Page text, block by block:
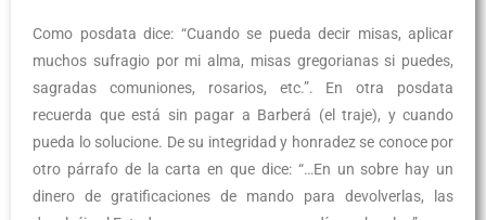
Como posdata dice: “Cuando se pueda decir misas, aplicar
muchos sufragio por mi alma, misas gregorianas si puedes,
sagradas comuniones, rosarios, etc.”. En otra posdata
recuerda que está sin pagar a Barberá (el traje), y cuando
pueda lo solucione. De su integridad y honradez se conoce por
otro párrafo de la carta en que dice: “…En un sobre hay un
dinero de gratificaciones de mando para devolverlas, las